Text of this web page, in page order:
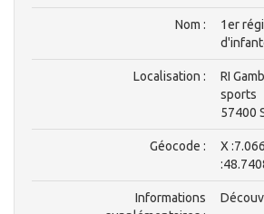
Nom :
1er
Localisation :
RI
sports
57400
Géocode :
X
Informations